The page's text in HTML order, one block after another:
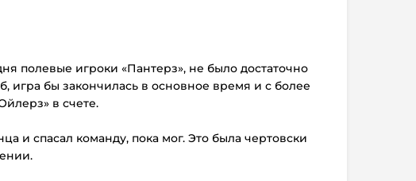
полевые игроки «Пантерз», не было достаточно
игра бы закончилась в основное время и с более
в счете.
и спасал команду, пока мог. Это была чертовски